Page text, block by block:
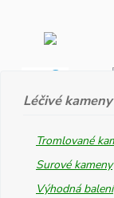
Léčivé
Tromlované
Surové kameny
Výhodná balení